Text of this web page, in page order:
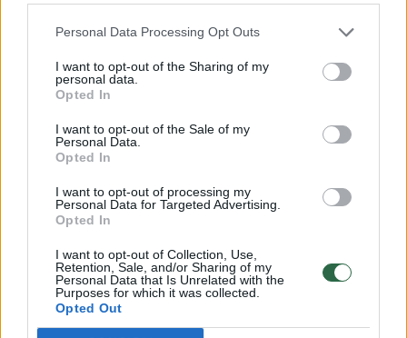
Personal Data Processing Opt Outs
I want to opt-out of the Sharing of my
personal data.
Opted In
I want to opt-out of the Sale of my
Personal Data.
Opted In
I want to opt-out of processing my
Personal Data for Targeted Advertising.
Opted In
I want to opt-out of Collection, Use,
Retention, Sale, and/or Sharing of my
Personal Data that Is Unrelated with the
Purposes for which it was collected.
Opted Out
Streikai Baltarusijoje kol kas
nedaro įtakos uostui ir
geležinkeliams
Rimtai